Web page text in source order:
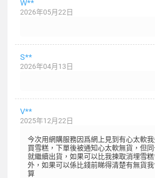
W**
2026年05月22日
S**
2026年04月13日
V**
2025年12月22日
今次用網購服務因爲網上見到有心太軟
買雪糕，下單後被通知心太軟無貨，但
就繼續出貨，如果可以比我揀取消埋雪
外，如果可以係比錢前睇得清楚有無貨
算